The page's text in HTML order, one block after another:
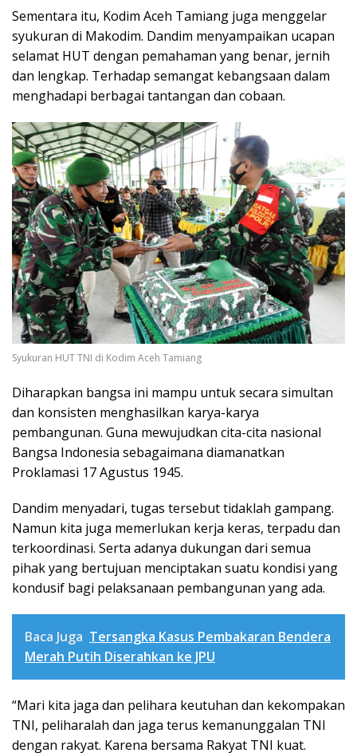
Sementara itu, Kodim Aceh Tamiang juga menggelar
syukuran di Makodim. Dandim menyampaikan ucapan
selamat HUT dengan pemahaman yang benar, jernih
dan lengkap. Terhadap semangat kebangsaan dalam
menghadapi berbagai tantangan dan cobaan.
Syukuran HUT TNI di Kodim Aceh Tamiang
Diharapkan bangsa ini mampu untuk secara simultan
dan konsisten menghasilkan karya-karya
pembangunan. Guna mewujudkan cita-cita nasional
Bangsa Indonesia sebagaimana diamanatkan
Proklamasi 17 Agustus 1945.
Dandim menyadari, tugas tersebut tidaklah gampang.
Namun kita juga memerlukan kerja keras, terpadu dan
terkoordinasi. Serta adanya dukungan dari semua
pihak yang bertujuan menciptakan suatu kondisi yang
kondusif bagi pelaksanaan pembangunan yang ada.
Baca Juga Tersangka Kasus Pembakaran Bendera
Merah Putih Diserahkan ke JPU
“Mari kita jaga dan pelihara keutuhan dan kekompakan
TNI, peliharalah dan jaga terus kemanunggalan TNI
dengan rakyat. Karena bersama Rakyat TNI kuat.